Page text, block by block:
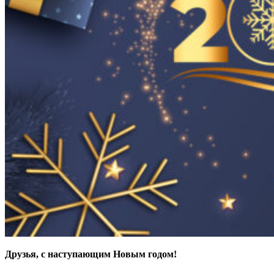
Друзья, с наступающим Новым годом!